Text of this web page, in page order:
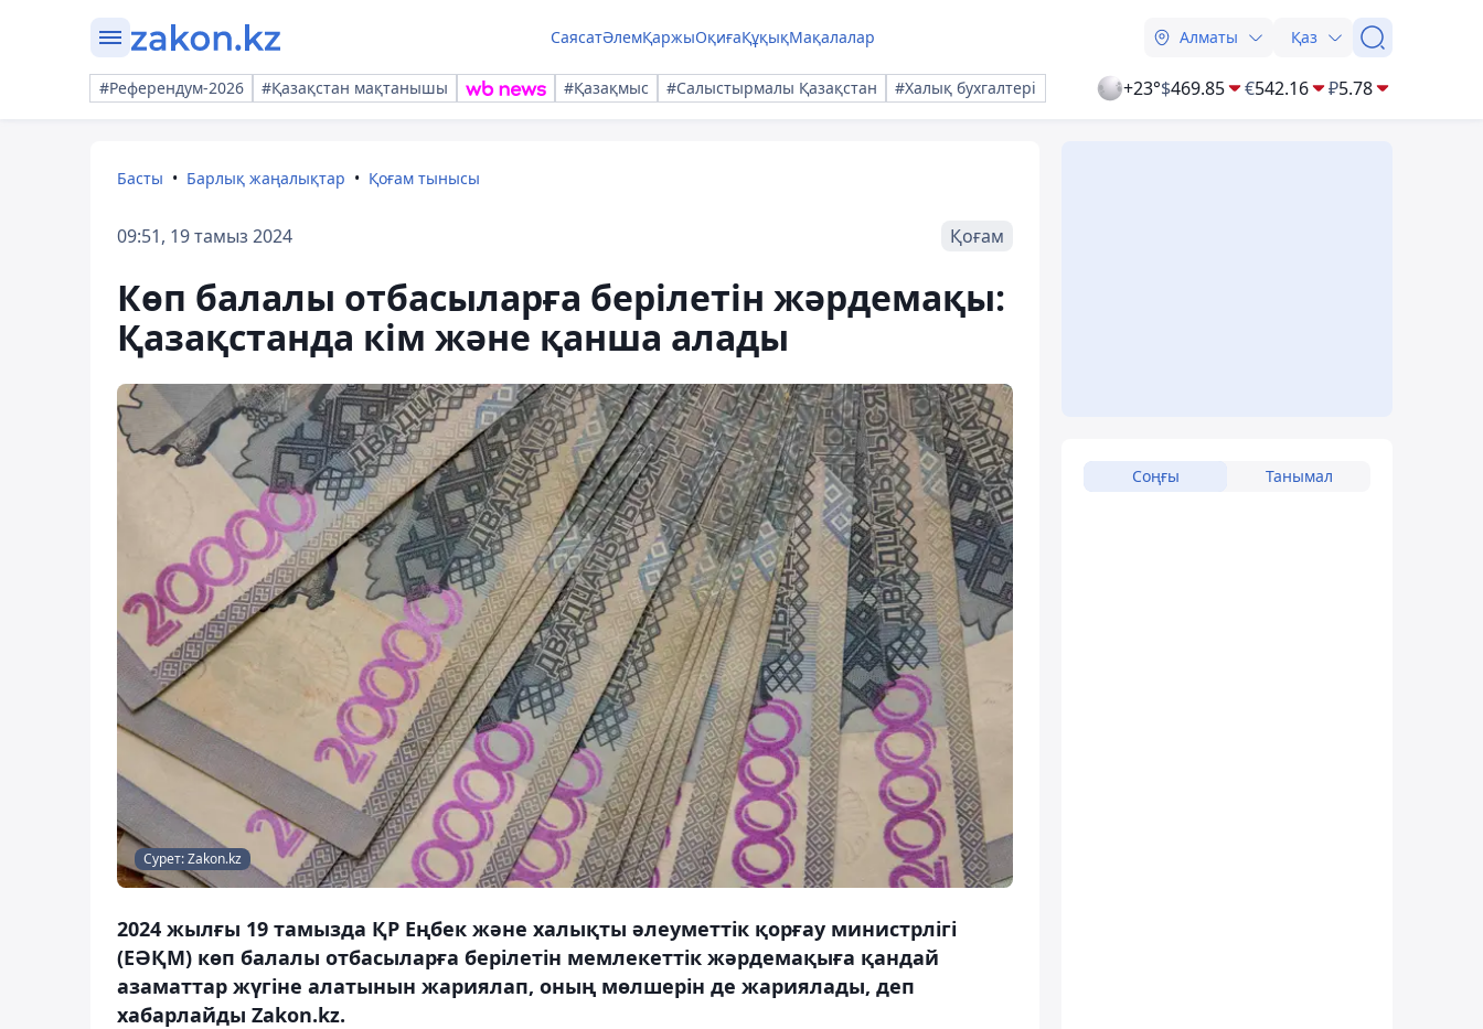
СаясатӘлемҚаржыОқиғаҚұқықМақалалар Алматы Қаз
#Референдум-2026 #Қазақстан мақтанышы #Қазақмыс #Салыстырмалы Қазақстан #Халық бухгалтері +23°$469.85 €542.16 ₽5.78
Басты Барлық жаңалықтар Қоғам тынысы
09:51, 19 тамыз 2024 Қоғам
Көп балалы отбасыларға берілетін жәрдемақы:
Қазақстанда кім және қанша алады
Сурет: Zakon.kz
2024 жылғы 19 тамызда ҚР Еңбек және халықты әлеуметтік қорғау министрлігі
(ЕӘҚМ) көп балалы отбасыларға берілетін мемлекеттік жәрдемақыға қандай
азаматтар жүгіне алатынын жариялап, оның мөлшерін де жариялады, деп
хабарлайды Zakon.kz.
Соңғы Танымал